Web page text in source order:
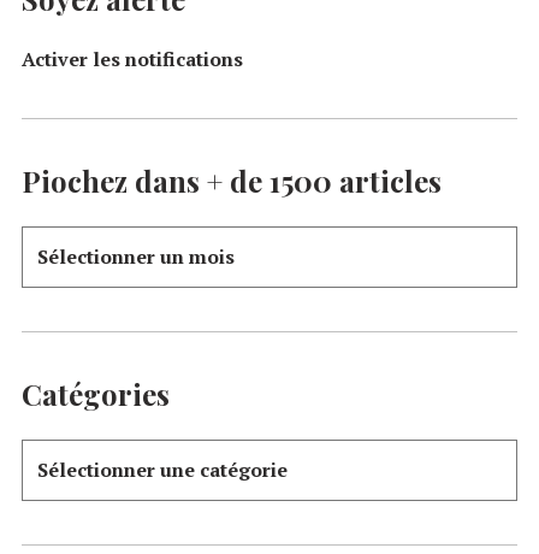
Activer les notifications
Piochez dans + de 1500 articles
Catégories